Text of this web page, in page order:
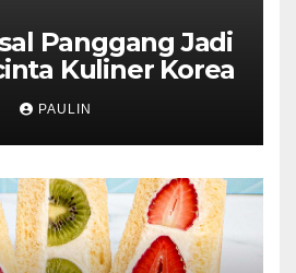
Panggang Jadi
Kuliner Korea
PAULIN